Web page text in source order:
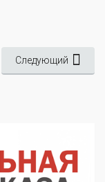
Следующий